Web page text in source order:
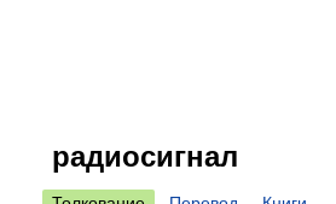
радиосигнал